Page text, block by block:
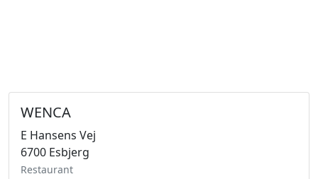
WENCA
E Hansens Vej
6700 Esbjerg
Restaurant